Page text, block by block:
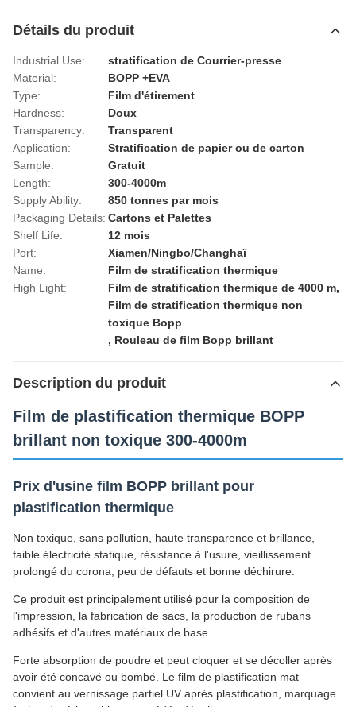
Détails du produit
Industrial Use:
stratification de Courrier-presse
Material:
BOPP +EVA
Type:
Film d'étirement
Hardness:
Doux
Transparency:
Transparent
Application:
Stratification de papier ou de carton
Sample:
Gratuit
Length:
300-4000m
Supply Ability:
850 tonnes par mois
Packaging Details: Cartons et Palettes
Shelf Life:
12 mois
Port:
Xiamen/Ningbo/Changhaï
Name:
Film de stratification thermique
High Light:
Film de stratification thermique de 4000 m,
Film de stratification thermique non
toxique Bopp
, Rouleau de film Bopp brillant
Description du produit
Film de plastification thermique BOPP
brillant non toxique 300-4000m
Prix d'usine film BOPP brillant pour
plastification thermique
Non toxique, sans pollution, haute transparence et brillance,
faible électricité statique, résistance à l'usure, vieillissement
prolongé du corona, peu de défauts et bonne déchirure.
Ce produit est principalement utilisé pour la composition de
l'impression, la fabrication de sacs, la production de rubans
adhésifs et d'autres matériaux de base.
Forte absorption de poudre et peut cloquer et se décoller après
avoir été concavé ou bombé. Le film de plastification mat
convient au vernissage partiel UV après plastification, marquage